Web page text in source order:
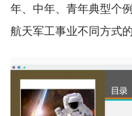
年、中年、青年典型个
航天军工事业不同方式